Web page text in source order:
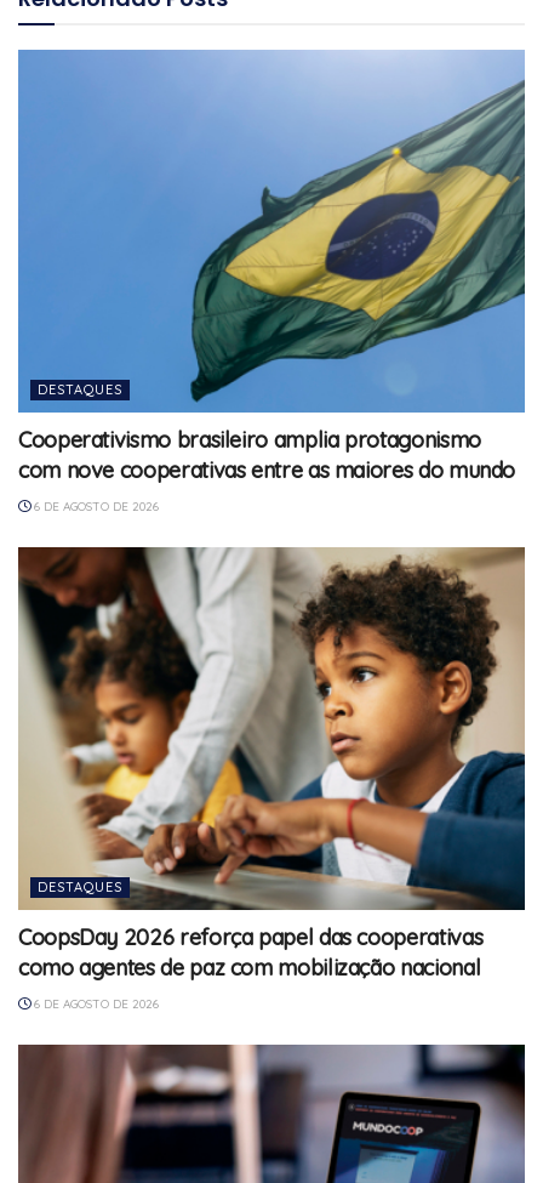
DESTAQUES
Cooperativismo brasileiro amplia protagonismo
com nove cooperativas entre as maiores do mundo
6 DE AGOSTO DE 2026
DESTAQUES
CoopsDay 2026 reforça papel das cooperativas
como agentes de paz com mobilização nacional
6 DE AGOSTO DE 2026